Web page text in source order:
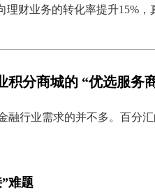
财业务的转化率提升15%，
积分商城的 “优选服务
融行业需求的并不多。百分
难题